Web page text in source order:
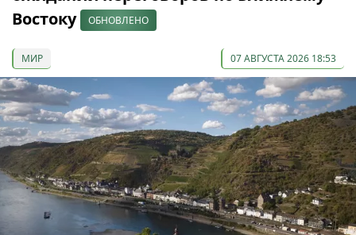
Востоку
ОБНОВЛЕНО
МИР 07 АВГУСТА 2026 18:53